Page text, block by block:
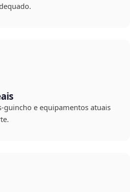
guincho e equipamentos atuais